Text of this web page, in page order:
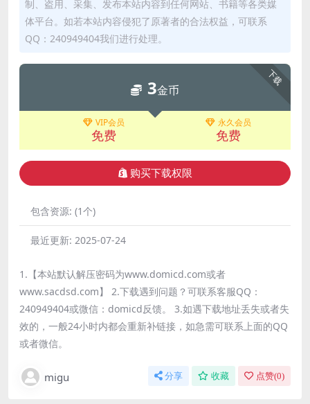
制、盗用、采集、发布本站内容到任何网站、书籍等各类媒
体平台。如若本站内容侵犯了原著者的合法权益，可联系
QQ：240949404我们进行处理。
下载
3金币
VIP会员
免费
永久会员
免费
购买下载权限
包含资源: (1个)
最近更新: 2025-07-24
1.【本站默认解压密码为www.domicd.com或者
www.sacdsd.com】 2.下载遇到问题？可联系客服QQ：
240949404或微信：domicd反馈。 3.如遇下载地址丢失或者失
效的，一般24小时内都会重新补链接，如急需可联系上面的QQ
或者微信。
migu 分享 收藏 点赞(0)